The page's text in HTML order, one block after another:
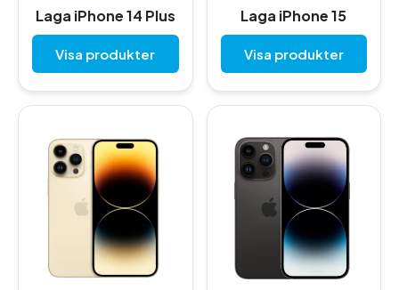
Laga iPhone 14 Plus
Visa produkter
Laga iPhone 15
Visa produkter